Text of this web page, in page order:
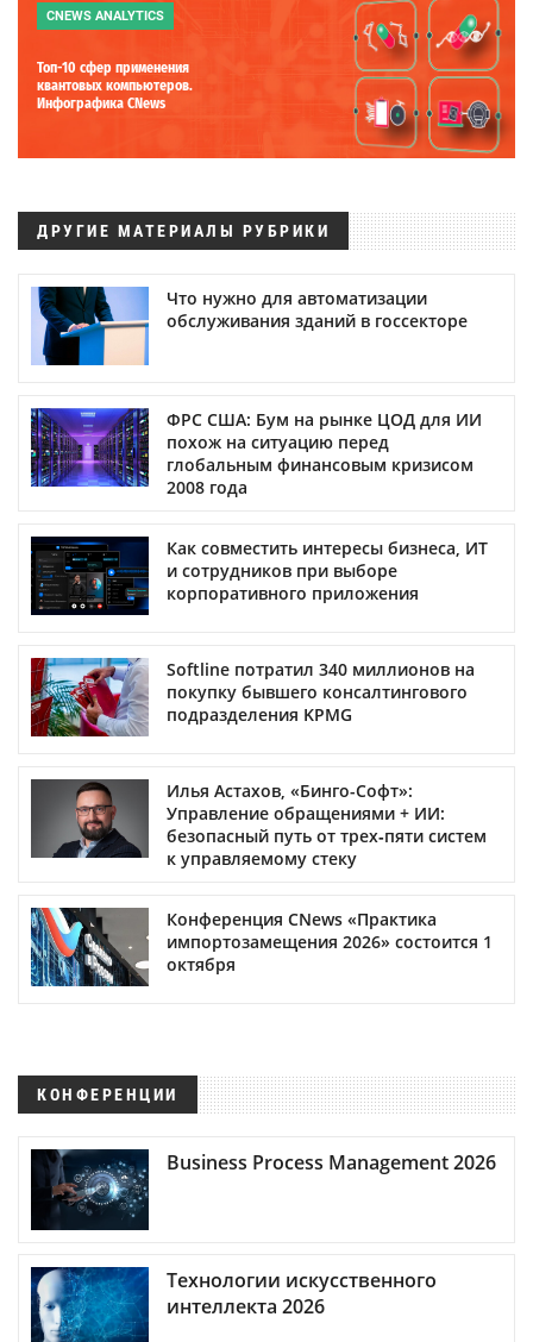
CNEWS ANALYTICS
Топ-10 сфер применения
квантовых компьютеров.
Инфографика CNews
ДРУГИЕ МАТЕРИАЛЫ РУБРИКИ
Что нужно для автоматизации
обслуживания зданий в госсекторе
ФРС США: Бум на рынке ЦОД для ИИ
похож на ситуацию перед
глобальным финансовым кризисом
2008 года
Как совместить интересы бизнеса, ИТ
и сотрудников при выборе
корпоративного приложения
Softline потратил 340 миллионов на
покупку бывшего консалтингового
подразделения KPMG
Илья Астахов, «Бинго-Софт»:
Управление обращениями + ИИ:
безопасный путь от трех‑пяти систем
к управляемому стеку
Конференция CNews «Практика
импортозамещения 2026» состоится 1
октября
КОНФЕРЕНЦИИ
Business Process Management 2026
Технологии искусственного
интеллекта 2026